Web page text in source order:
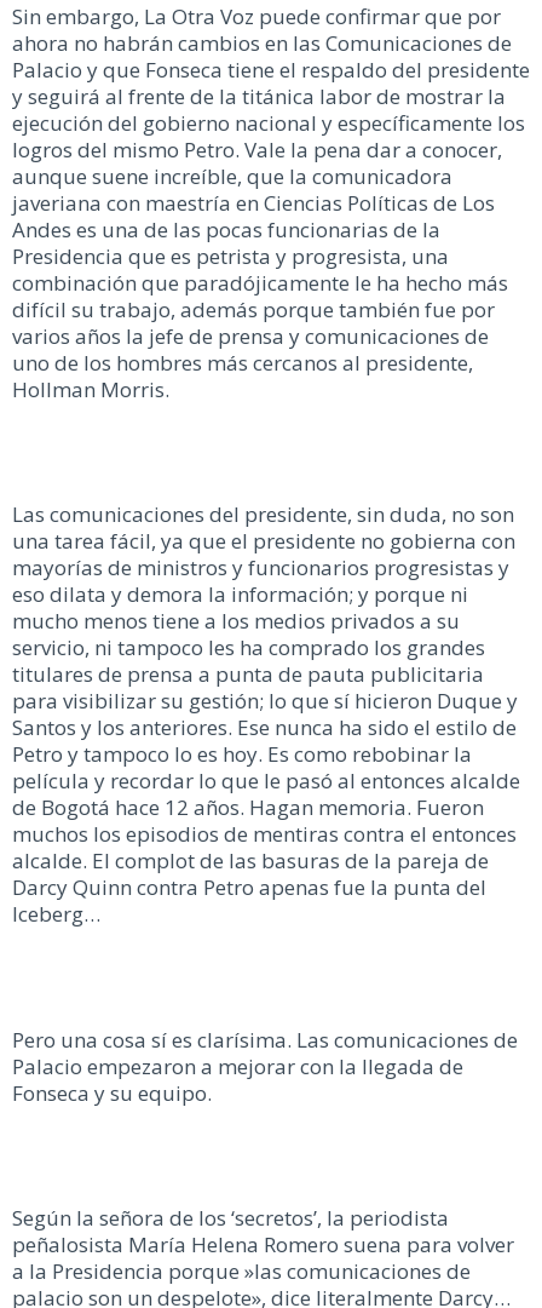
Sin embargo, La Otra Voz puede confirmar que por
ahora no habrán cambios en las Comunicaciones de
Palacio y que Fonseca tiene el respaldo del presidente
y seguirá al frente de la titánica labor de mostrar la
ejecución del gobierno nacional y específicamente los
logros del mismo Petro. Vale la pena dar a conocer,
aunque suene increíble, que la comunicadora
javeriana con maestría en Ciencias Políticas de Los
Andes es una de las pocas funcionarias de la
Presidencia que es petrista y progresista, una
combinación que paradójicamente le ha hecho más
difícil su trabajo, además porque también fue por
varios años la jefe de prensa y comunicaciones de
uno de los hombres más cercanos al presidente,
Hollman Morris.
Las comunicaciones del presidente, sin duda, no son
una tarea fácil, ya que el presidente no gobierna con
mayorías de ministros y funcionarios progresistas y
eso dilata y demora la información; y porque ni
mucho menos tiene a los medios privados a su
servicio, ni tampoco les ha comprado los grandes
titulares de prensa a punta de pauta publicitaria
para visibilizar su gestión; lo que sí hicieron Duque y
Santos y los anteriores. Ese nunca ha sido el estilo de
Petro y tampoco lo es hoy. Es como rebobinar la
película y recordar lo que le pasó al entonces alcalde
de Bogotá hace 12 años. Hagan memoria. Fueron
muchos los episodios de mentiras contra el entonces
alcalde. El complot de las basuras de la pareja de
Darcy Quinn contra Petro apenas fue la punta del
Iceberg…
Pero una cosa sí es clarísima. Las comunicaciones de
Palacio empezaron a mejorar con la llegada de
Fonseca y su equipo.
Según la señora de los ‘secretos’, la periodista
peñalosista María Helena Romero suena para volver
a la Presidencia porque »las comunicaciones de
palacio son un despelote», dice literalmente Darcy…